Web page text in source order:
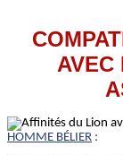
AVEC
HOMME BÉLIER :